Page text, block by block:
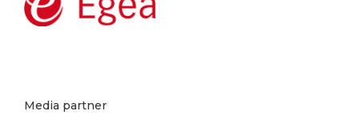
Media partner